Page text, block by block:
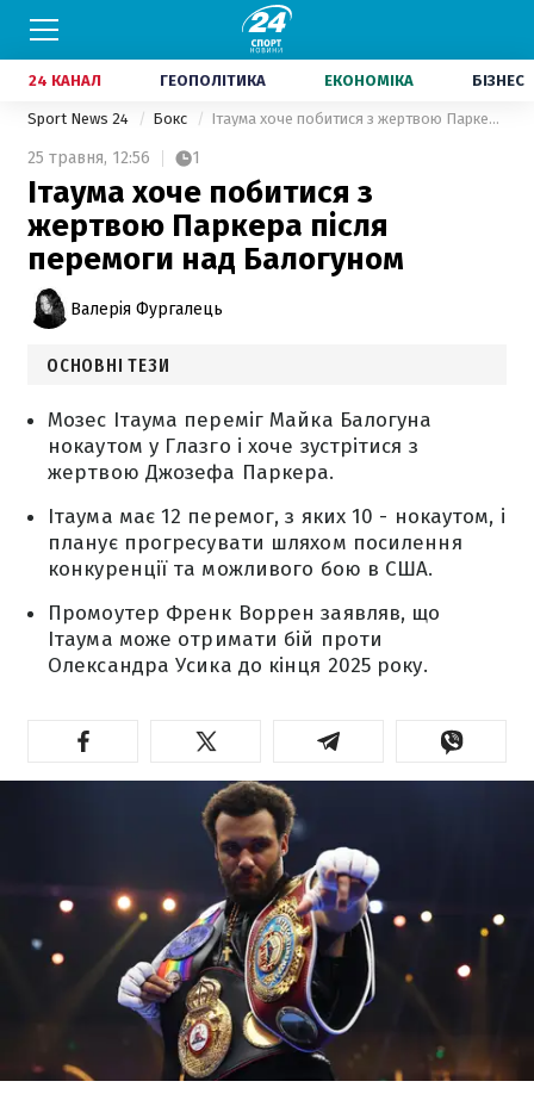
24 КАНАЛ ГЕОПОЛІТИКА ЕКОНОМІКА БІЗНЕС
Sport News 24 Бокс Ітаума хоче побитися з жертвою Паркера після перемоги над Балогуном
25 травня, 12:56 1
Ітаума хоче побитися з
жертвою Паркера після
перемоги над Балогуном
Валерія Фургалець
ОСНОВНІ ТЕЗИ
Мозес Ітаума переміг Майка Балогуна
нокаутом у Глазго і хоче зустрітися з
жертвою Джозефа Паркера.
Ітаума має 12 перемог, з яких 10 - нокаутом, і
планує прогресувати шляхом посилення
конкуренції та можливого бою в США.
Промоутер Френк Воррен заявляв, що
Ітаума може отримати бій проти
Олександра Усика до кінця 2025 року.